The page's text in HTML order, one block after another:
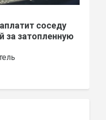
соседу
за затопленную